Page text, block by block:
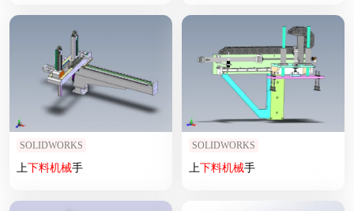
SOLIDWORKS
上下料机械手
SOLIDWORKS
上下料机械手